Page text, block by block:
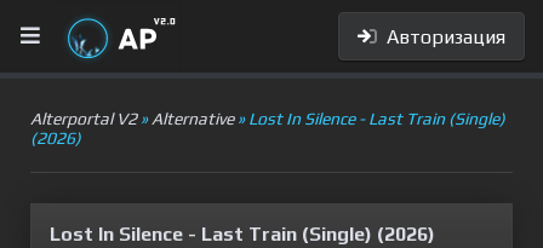
Авторизация
Alterportal V2»Alternative» Lost In Silence - Last Train (Single)
(2026)
Lost In Silence - Last Train (Single) (2026)